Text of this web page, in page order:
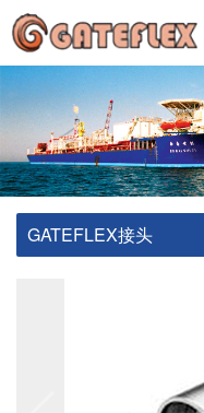
GATEFLEX接头